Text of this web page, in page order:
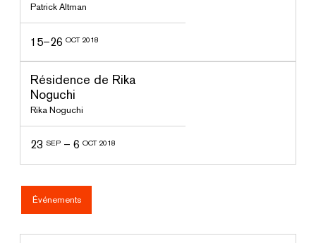
Patrick Altman
15–26 OCT 2018
Résidence de Rika
Noguchi
Rika Noguchi
23SEP – 6OCT 2018
Événements